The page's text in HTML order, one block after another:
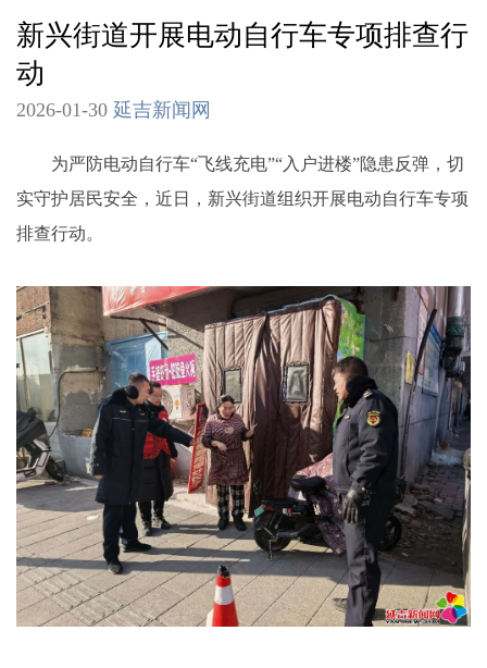
新兴街道开展电动自行车专项排查行
动
2026-01-30 延吉新闻网
为严防电动自行车“飞线充电”“入户进楼”隐患反弹，切
实守护居民安全，近日，新兴街道组织开展电动自行车专项
排查行动。